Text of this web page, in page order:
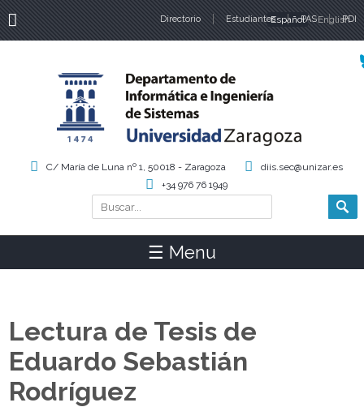
Directorio Estudiantes PAS PDI
Idiomas
Español English
Formulario de búsqueda
Buscar
C/ María de Luna nº 1, 50018 - Zaragoza
diis.sec@unizar.es
+34 976 76 1949
☰ Menu
Lectura de Tesis de
Eduardo Sebastián
Rodríguez